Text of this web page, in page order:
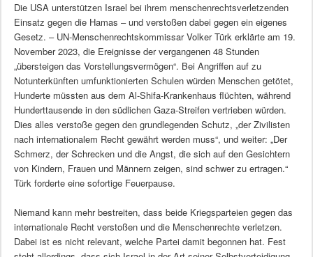
Die USA unterstützen Israel bei ihrem menschenrechtsverletzenden
Einsatz gegen die Hamas – und verstoßen dabei gegen ein eigenes
Gesetz. – UN-Menschenrechtskommissar Volker Türk erklärte am 19.
November 2023, die Ereignisse der vergangenen 48 Stunden
„übersteigen das Vorstellungsvermögen“. Bei Angriffen auf zu
Notunterkünften umfunktionierten Schulen würden Menschen getötet,
Hunderte müssten aus dem Al-Shifa-Krankenhaus flüchten, während
Hunderttausende in den südlichen Gaza-Streifen vertrieben würden.
Dies alles verstoße gegen den grundlegenden Schutz, „der Zivilisten
nach internationalem Recht gewährt werden muss“, und weiter: „Der
Schmerz, der Schrecken und die Angst, die sich auf den Gesichtern
von Kindern, Frauen und Männern zeigen, sind schwer zu ertragen.“
Türk forderte eine sofortige Feuerpause.
Niemand kann mehr bestreiten, dass beide Kriegsparteien gegen das
internationale Recht verstoßen und die Menschenrechte verletzen.
Dabei ist es nicht relevant, welche Partei damit begonnen hat. Fest